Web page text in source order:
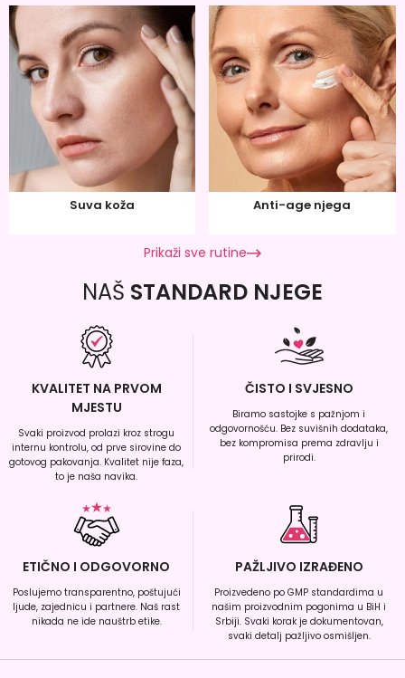
Suva koža Anti-age njega
Prikaži sve rutine
NAŠ STANDARD NJEGE
KVALITET NA PRVOM
MJESTU
Svaki proizvod prolazi kroz strogu
internu kontrolu, od prve sirovine do
gotovog pakovanja. Kvalitet nije faza,
to je naša navika.
ČISTO I SVJESNO
Biramo sastojke s pažnjom i
odgovornošću. Bez suvišnih dodataka,
bez kompromisa prema zdravlju i
prirodi.
ETIČNO I ODGOVORNO
Poslujemo transparentno, poštujući
ljude, zajednicu i partnere. Naš rast
nikada ne ide nauštrb etike.
PAŽLJIVO IZRAĐENO
Proizvedeno po GMP standardima u
našim proizvodnim pogonima u BiH i
Srbiji. Svaki korak je dokumentovan,
svaki detalj pažljivo osmišljen.